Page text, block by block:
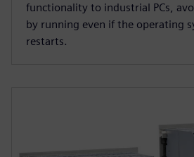
functionality to industrial PCs,
by running even if the operating
restarts.